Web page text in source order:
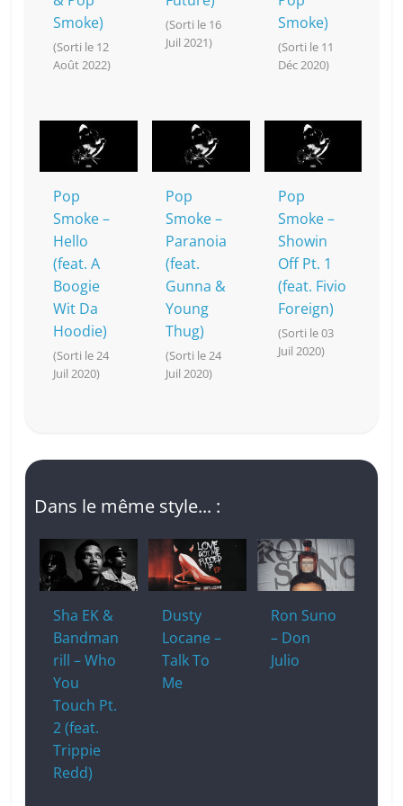
Smoke)
(Sorti le 12
Août 2022)
(Sorti le 16
Juil 2021)
Smoke)
(Sorti le 11
Déc 2020)
Pop
Smoke –
Hello
(feat. A
Boogie
Wit Da
Hoodie)
(Sorti le 24
Juil 2020)
Pop
Smoke –
Paranoia
(feat.
Gunna &
Young
Thug)
(Sorti le 24
Juil 2020)
Pop
Smoke –
Showin
Off Pt. 1
(feat. Fivio
Foreign)
(Sorti le 03
Juil 2020)
Dans le même style... :
Sha EK &
Bandman
rill – Who
You
Touch Pt.
2 (feat.
Trippie
Redd)
Dusty
Locane –
Talk To
Me
Ron Suno
– Don
Julio